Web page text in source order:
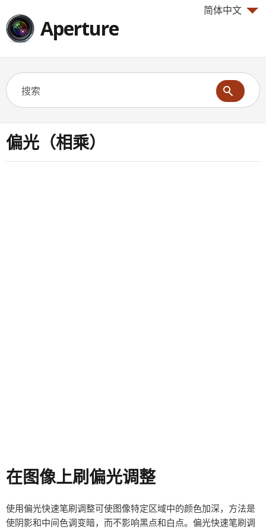
简体中文
Aperture
偏光（相乘）
在图像上刷偏光调整
使用偏光快速笔刷调整可使图像特定区域中的颜色加深，方法是
使阴影和中间色调变暗，而不影响黑点和白点。偏光快速笔刷调